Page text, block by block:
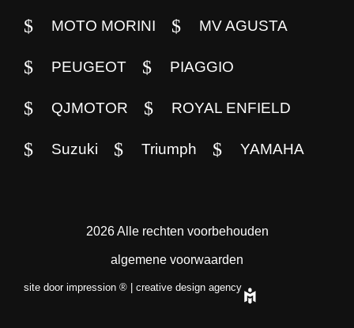
MOTO MORINI MV AGUSTA
PEUGEOT PIAGGIO
QJMOTOR ROYAL ENFIELD
Suzuki Triumph YAMAHA
2026 Alle rechten voorbehouden
algemene voorwaarden
site door impression ® | creative design agency